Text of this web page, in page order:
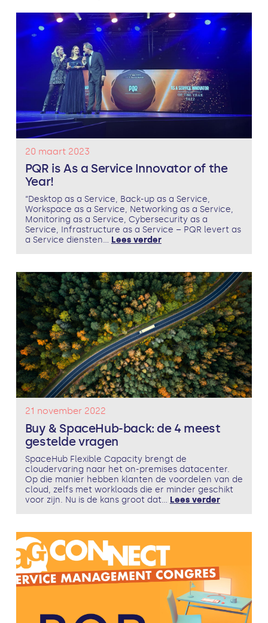
20 maart 2023
PQR is As a Service Innovator of the
Year!
“Desktop as a Service, Back-up as a Service,
Workspace as a Service, Networking as a Service,
Monitoring as a Service, Cybersecurity as a
Service, Infrastructure as a Service – PQR levert as
a Service diensten... Lees verder
21 november 2022
Buy & SpaceHub-back: de 4 meest
gestelde vragen
SpaceHub Flexible Capacity brengt de
cloudervaring naar het on-premises datacenter.
Op die manier hebben klanten de voordelen van de
cloud, zelfs met workloads die er minder geschikt
voor zijn. Nu is de kans groot dat... Lees verder